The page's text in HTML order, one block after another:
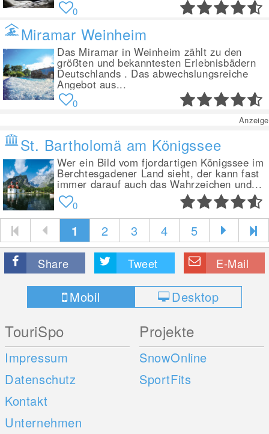
0
Miramar Weinheim
Das Miramar in Weinheim zählt zu den
größten und bekanntesten Erlebnisbädern
Deutschlands . Das abwechslungsreiche
Angebot aus...
0
Anzeige
St. Bartholomä am Königssee
Wer ein Bild vom fjordartigen Königssee im
Berchtesgadener Land sieht, der kann fast
immer darauf auch das Wahrzeichen und...
0
1 2 3 4 5
Share Tweet E-Mail
Mobil Desktop
TouriSpo
Impressum
Datenschutz
Kontakt
Unternehmen
Projekte
SnowOnline
SportFits